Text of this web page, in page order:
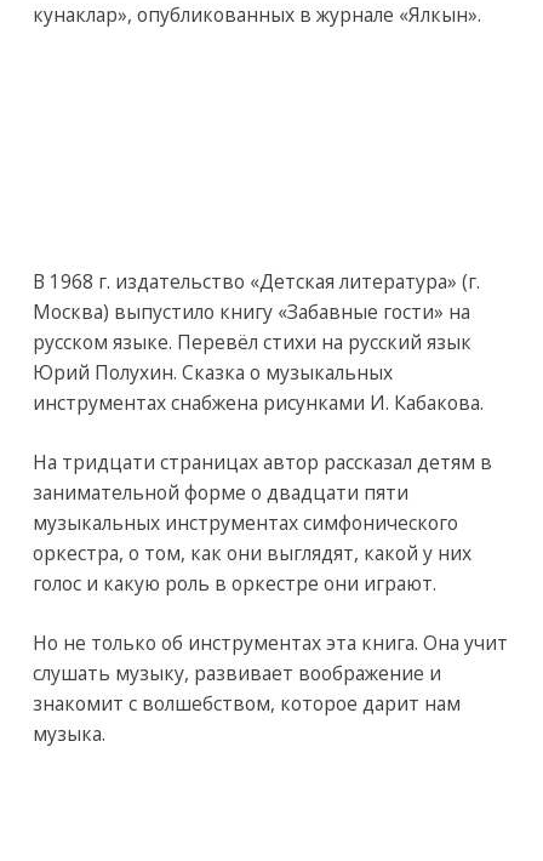
кунаклар», опубликованных в журнале «Ялкын».
В 1968 г. издательство «Детская литература» (г.
Москва) выпустило книгу «Забавные гости» на
русском языке. Перевёл стихи на русский язык
Юрий Полухин. Сказка о музыкальных
инструментах снабжена рисунками И. Кабакова.
На тридцати страницах автор рассказал детям в
занимательной форме о двадцати пяти
музыкальных инструментах симфонического
оркестра, о том, как они выглядят, какой у них
голос и какую роль в оркестре они играют.
Но не только об инструментах эта книга. Она учит
слушать музыку, развивает воображение и
знакомит с волшебством, которое дарит нам
музыка.